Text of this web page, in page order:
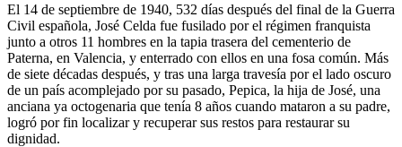
El 14 de septiembre de 1940, 532 días después del final de la Guerra
Civil española, José Celda fue fusilado por el régimen franquista
junto a otros 11 hombres en la tapia trasera del cementerio de
Paterna, en Valencia, y enterrado con ellos en una fosa común. Más
de siete décadas después, y tras una larga travesía por el lado oscuro
de un país acomplejado por su pasado, Pepica, la hija de José, una
anciana ya octogenaria que tenía 8 años cuando mataron a su padre,
logró por fin localizar y recuperar sus restos para restaurar su
dignidad.